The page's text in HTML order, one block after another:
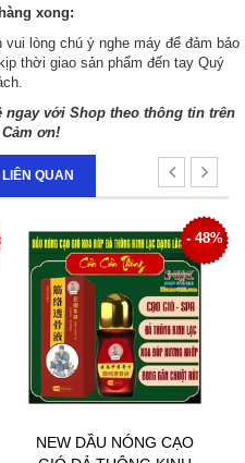
xong:
lòng chú ý nghe máy để đảm bảo
thời giao sản phẩm đến tay Quý
với Shop theo thông tin trên
ơn!
QUAN
- 48%
CẠO
DẦU NÓNG